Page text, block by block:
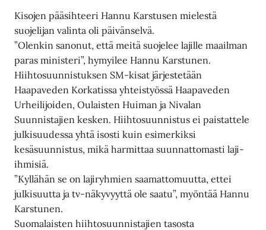
Kisojen pääsihteeri Hannu Karstusen mielestä
suojelijan valinta oli päivänselvä.
”Olenkin sanonut, että meitä suojelee lajille maailman
paras ministeri”, hymyilee Hannu Karstunen.
Hiihtosuunnistuksen SM-kisat järjestetään
Haapaveden Korkatissa yhteistyössä Haapaveden
Urheilijoiden, Oulaisten Huiman ja Nivalan
Suunnistajien kesken. Hiihtosuunnistus ei paistattele
julkisuudessa yhtä isosti kuin esimerkiksi
kesäsuunnistus, mikä harmittaa suunnattomasti laji-
ihmisiä.
”Kyllähän se on lajiryhmien saamattomuutta, ettei
julkisuutta ja tv-näkyvyyttä ole saatu”, myöntää Hannu
Karstunen.
Suomalaisten hiihtosuunnistajien tasosta